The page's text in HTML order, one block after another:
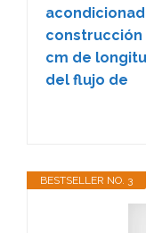
construcción
cm de
del flujo de
BESTSELLER NO. 3